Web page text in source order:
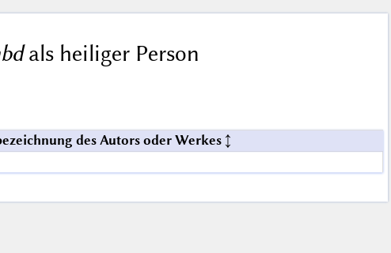
als heiliger Person
des Autors oder Werkes